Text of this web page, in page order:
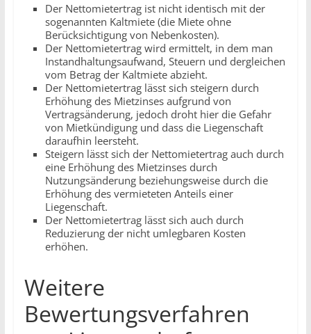
Der Nettomietertrag ist nicht identisch mit der
sogenannten Kaltmiete (die Miete ohne
Berücksichtigung von Nebenkosten).
Der Nettomietertrag wird ermittelt, in dem man
Instandhaltungsaufwand, Steuern und dergleichen
vom Betrag der Kaltmiete abzieht.
Der Nettomietertrag lässt sich steigern durch
Erhöhung des Mietzinses aufgrund von
Vertragsänderung, jedoch droht hier die Gefahr
von Mietkündigung und dass die Liegenschaft
daraufhin leersteht.
Steigern lässt sich der Nettomietertrag auch durch
eine Erhöhung des Mietzinses durch
Nutzungsänderung beziehungsweise durch die
Erhöhung des vermieteten Anteils einer
Liegenschaft.
Der Nettomietertrag lässt sich auch durch
Reduzierung der nicht umlegbaren Kosten
erhöhen.
Weitere
Bewertungsverfahren